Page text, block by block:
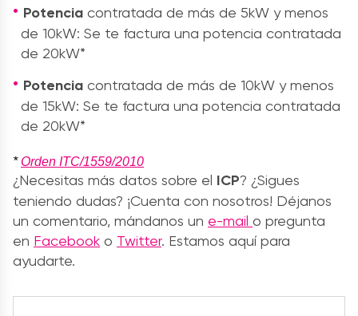
Potencia contratada de más de 5kW y menos
de 10kW: Se te factura una potencia contratada
de 20kW*
Potencia contratada de más de 10kW y menos
de 15kW: Se te factura una potencia contratada
de 20kW*
*Orden ITC/1559/2010
¿Necesitas más datos sobre el ICP? ¿Sigues
teniendo dudas? ¡Cuenta con nosotros! Déjanos
un comentario, mándanos un e-mail o pregunta
en Facebook o Twitter. Estamos aquí para
ayudarte.